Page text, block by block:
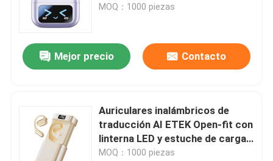
de la batería 60H reproducción
MOQ：1000 piezas
Mejor precio Contacto
Auriculares inalámbricos de
traducción AI ETEK Open-fit con
linterna LED y estuche de carga
Power Bank de 1800 mAh Negro
MOQ：1000 piezas